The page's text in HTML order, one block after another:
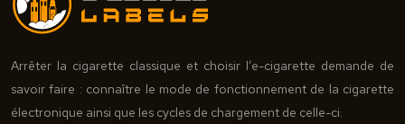
Arrêter la cigarette classique et choisir l’e-cigarette demande de
savoir faire : connaître le mode de fonctionnement de la cigarette
électronique ainsi que les cycles de chargement de celle-ci.